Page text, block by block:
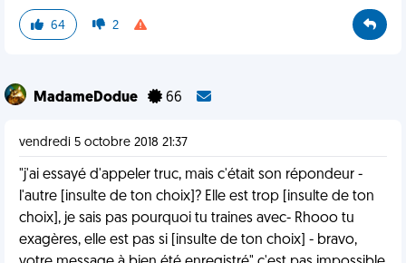
64 2
MadameDodue 66
vendredi 5 octobre 2018 21:37
"j'ai essayé d'appeler truc, mais c'était son répondeur -
l'autre [insulte de ton choix]? Elle est trop [insulte de ton
choix], je sais pas pourquoi tu traines avec- Rhooo tu
exagères, elle est pas si [insulte de ton choix] - bravo,